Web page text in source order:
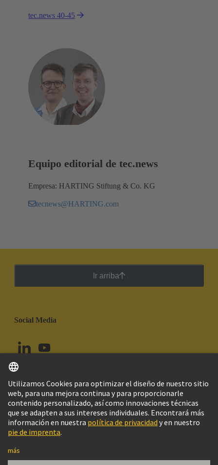
tec.news 40-45
Equipo editorial de tec.news
Empresa: HARTING Stiftung & Co. KG
tecnews@HARTING.com
Ir arriba
Social Media
Colombia Español
© Grupo Tecnológico HARTING
Imprint